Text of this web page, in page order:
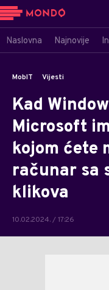
Naslovna Najnovije
MobIT Vijesti
Kad
Microsoft
kojom ćete
računar sa
klikova
10.02.2024. / 17:26